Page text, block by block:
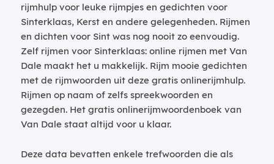
rijmhulp voor leuke rijmpjes en gedichten voor
Sinterklaas, Kerst en andere gelegenheden. Rijmen
en dichten voor Sint was nog nooit zo eenvoudig.
Zelf rijmen voor Sinterklaas: online rijmen met Van
Dale maakt het u makkelijk. Rijm mooie gedichten
met de rijmwoorden uit deze gratis onlinerijmhulp.
Rijmen op naam of zelfs spreekwoorden en
gezegden. Het gratis onlinerijmwoordenboek van
Van Dale staat altijd voor u klaar.
Deze data bevatten enkele trefwoorden die als